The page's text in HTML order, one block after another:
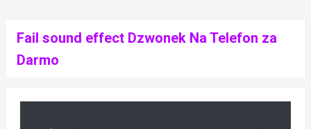
Fail sound effect Dzwonek Na Telefon za
Darmo